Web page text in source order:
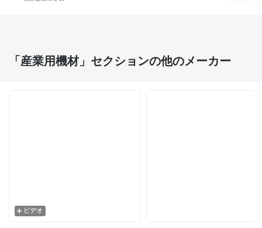
「産業用機材」セクションの他のメーカー
ビデオ